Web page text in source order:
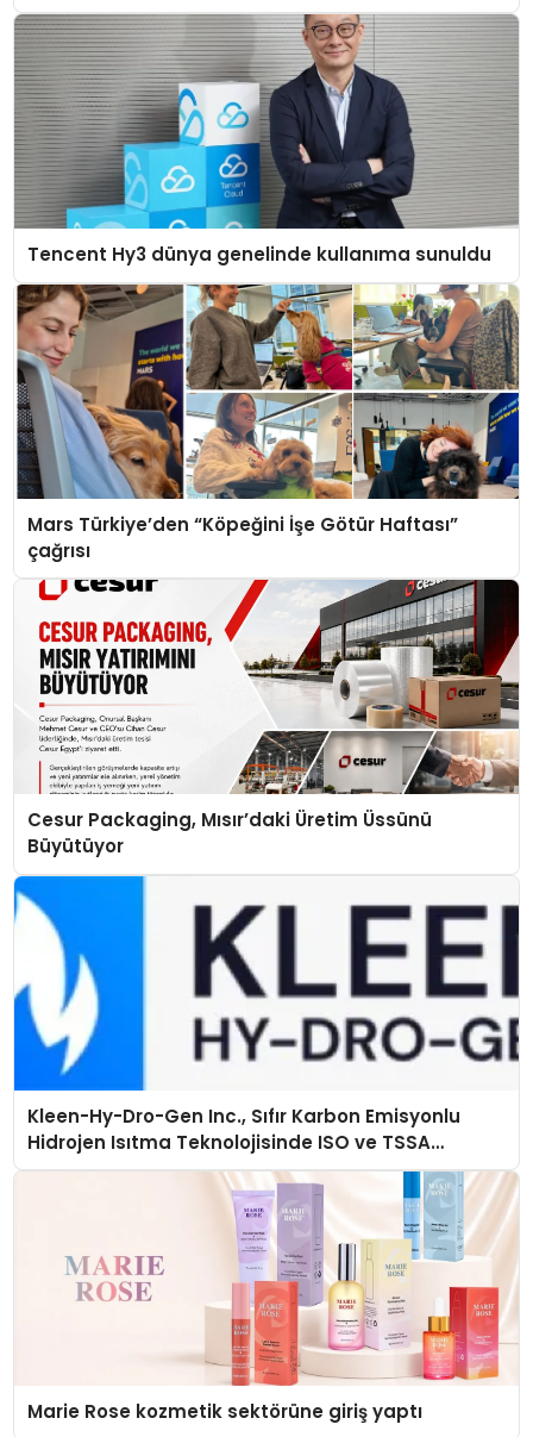
Tencent Hy3 dünya genelinde kullanıma sunuldu
Mars Türkiye’den “Köpeğini İşe Götür Haftası”
çağrısı
Cesur Packaging, Mısır’daki Üretim Üssünü
Büyütüyor
Kleen-Hy-Dro-Gen Inc., Sıfır Karbon Emisyonlu
Hidrojen Isıtma Teknolojisinde ISO ve TSSA
Düzenleyici Onaylarını Aldı
Marie Rose kozmetik sektörüne giriş yaptı